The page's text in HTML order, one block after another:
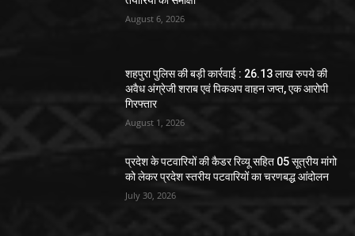
August 6, 2026
शहपुरा पुलिस की बड़ी कार्रवाई : 26.13 लाख रुपये की
अवैध अंग्रेजी शराब एवं पिकअप वाहन जप्त, एक आरोपी
गिरफ्तार
August 1, 2026
प्रदेश के पटवारियों की कैडर रिव्यू सहित 05 सूत्रीय मांगो
को लेकर प्रदेश स्तरीय पटवारियों का चरणबद्ध आंदोलन
July 30, 2026